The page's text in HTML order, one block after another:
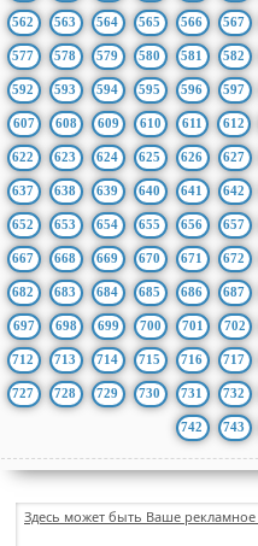
562 563 564 565 566 567
577 578 579 580 581 582
592 593 594 595 596 597
607 608 609 610 611 612
622 623 624 625 626 627
637 638 639 640 641 642
652 653 654 655 656 657
667 668 669 670 671 672
682 683 684 685 686 687
697 698 699 700 701 702
712 713 714 715 716 717
727 728 729 730 731 732
742 743
Здесь может быть Ваше